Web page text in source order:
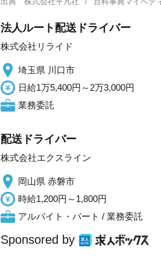
法人ルート配送ドライバー
株式会社リライド
埼玉県 川口市
日給1万5,400円～2万3,000円
業務委託
配送ドライバー
株式会社エクスライン
岡山県 赤磐市
時給1,200円～1,800円
アルバイト・パート / 業務委託
Sponsored by